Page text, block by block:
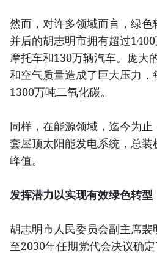
然而，对许多领域而言，绿
并后的胡志明市拥有超过
摩托车和130万辆汽车。庞大
和空气质量造成了巨大压力，
1300万吨二氧化碳。
同样，在能源领域，迄今为
套屋顶太阳能发电系统，总
峰值。
发挥潜力以实现有效绿色转型
胡志明市人民委员会副主席
至2030年任期党代会决议确